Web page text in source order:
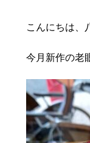
レンズ交換
お知
こんにちは、
今月新作の老